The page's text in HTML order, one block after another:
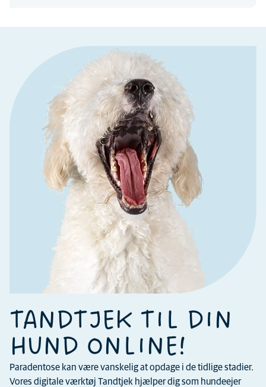
TANDTJEK TIL DIN
HUND ONLINE!
Paradentose kan være vanskelig at opdage i de tidlige stadier.
Vores digitale værktøj Tandtjek hjælper dig som hundeejer